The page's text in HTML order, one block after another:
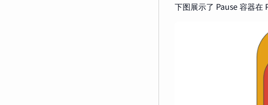
下图展示了 Pause 容器在